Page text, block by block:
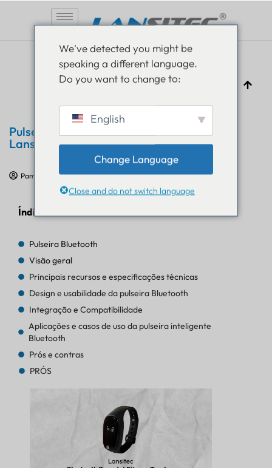
Pulseira Bluetooth Rastreadora Fitness
Lansitec
Pam Luthra 25 de abril de 2024 Avaliação do produto
Índice
Pulseira Bluetooth
Visão geral
Principais recursos e especificações técnicas
Design e usabilidade da pulseira Bluetooth
Integração e Compatibilidade
Aplicações e casos de uso da pulseira inteligente
Bluetooth
Prós e contras
PRÓS
Conclusão e Recomendações
We've detected you might be
speaking a different language.
Do you want to change to:
English
Change Language
Close and do not switch language